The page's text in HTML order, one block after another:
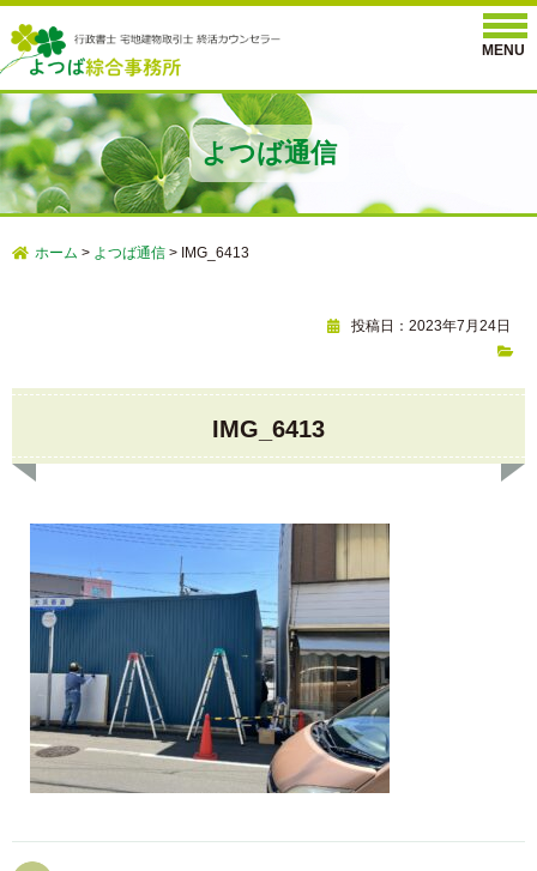
よつば通信
ホーム > よつば通信> IMG_6413
投稿日：2023年7月24日
IMG_6413